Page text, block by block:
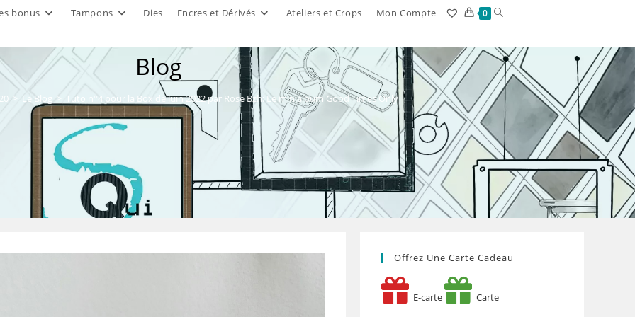
bonus Tampons Dies Encres et Dérivés Ateliers et Crops Mon Compte 0 Toggle
search
Blog
20 > Le Blog > Tuto n°4 pour la Box de Juin 2022 par Rose Bzh: Le minialbum Good Times Only
Offrez Une Carte Cadeau
E-carte Carte